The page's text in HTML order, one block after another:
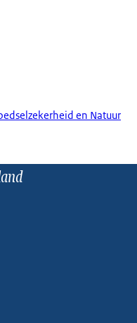
en Natuur